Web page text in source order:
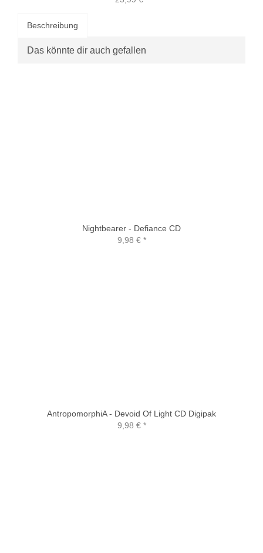
Beschreibung
Das könnte dir auch gefallen
Nightbearer - Defiance CD
9,98 €*
AntropomorphiA - Devoid Of Light CD Digipak
9,98 €*